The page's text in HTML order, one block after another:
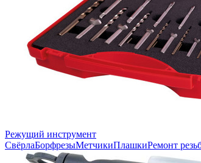
Режущий инструмент
СвёрлаБорфрезыМетчикиПлашкиРемонт